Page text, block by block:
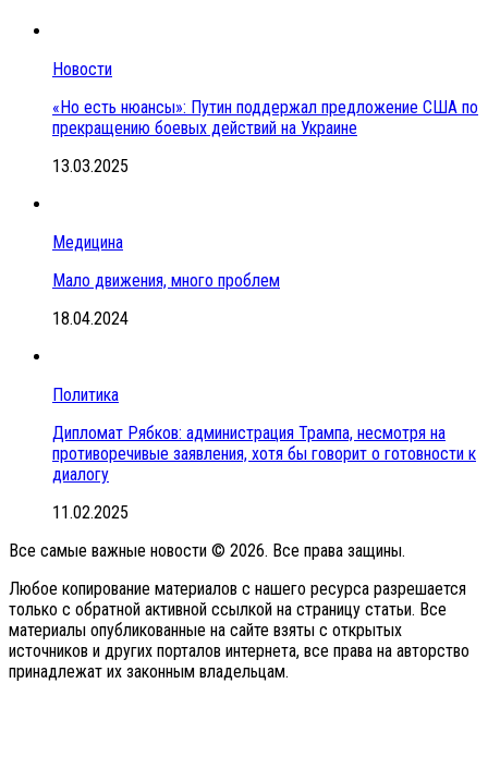
Новости
«Но есть нюансы»: Путин поддержал предложение США по
прекращению боевых действий на Украине
13.03.2025
Медицина
Мало движения, много проблем
18.04.2024
Политика
Дипломат Рябков: администрация Трампа, несмотря на
противоречивые заявления, хотя бы говорит о готовности к
диалогу
11.02.2025
Все самые важные новости © 2026. Все права защины.
Любое копирование материалов с нашего ресурса разрешается
только с обратной активной ссылкой на страницу статьи. Все
материалы опубликованные на сайте взяты с открытых
источников и других порталов интернета, все права на авторство
принадлежат их законным владельцам.